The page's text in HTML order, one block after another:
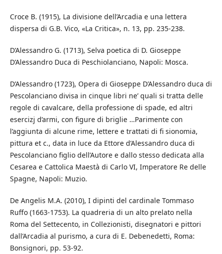
Croce B. (1915), La divisione dell’Arcadia e una lettera
dispersa di G.B. Vico, «La Critica», n. 13, pp. 235-238.
D’Alessandro G. (1713), Selva poetica di D. Gioseppe
D’Alessandro Duca di Peschiolanciano, Napoli: Mosca.
D’Alessandro (1723), Opera di Gioseppe D’Alessandro duca di
Pescolanciano divisa in cinque libri ne’ quali si tratta delle
regole di cavalcare, della professione di spade, ed altri
esercizj d’armi, con figure di briglie …Parimente con
l’aggiunta di alcune rime, lettere e trattati di fi sionomia,
pittura et c., data in luce da Ettore d’Alessandro duca di
Pescolanciano figlio dell’Autore e dallo stesso dedicata alla
Cesarea e Cattolica Maestà di Carlo VI, Imperatore Re delle
Spagne, Napoli: Muzio.
De Angelis M.A. (2010), I dipinti del cardinale Tommaso
Ruffo (1663-1753). La quadreria di un alto prelato nella
Roma del Settecento, in Collezionisti, disegnatori e pittori
dall’Arcadia al purismo, a cura di E. Debenedetti, Roma:
Bonsignori, pp. 53-92.